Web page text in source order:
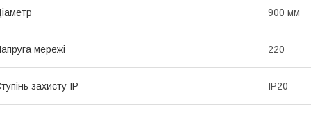
900 мм
мережі 220
захисту IP IP20